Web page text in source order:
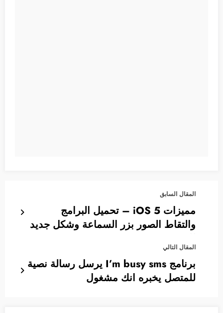
المقال السابق
مميزات iOS 5 – تحميل البرامج
والتقاط الصور بزر السماعة وشكل جديد
المقال التالي
برنامج I’m busy sms يرسل رسالة نصية
للمتصل يخبره انك مشغول